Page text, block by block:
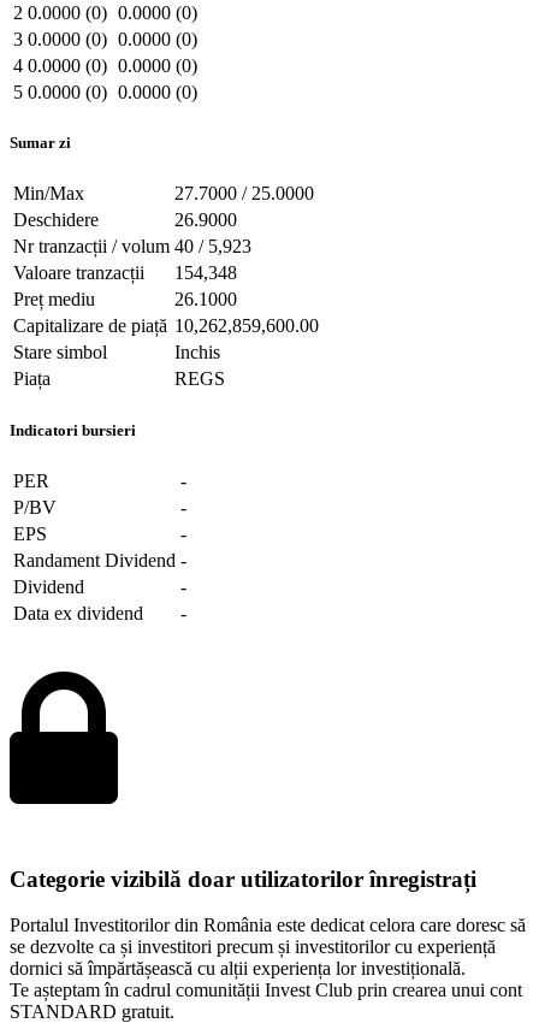
2 0.0000 (0) 0.0000 (0)
3 0.0000 (0) 0.0000 (0)
4 0.0000 (0) 0.0000 (0)
5 0.0000 (0) 0.0000 (0)
Sumar zi
Min/Max
27.7000 / 25.0000
Deschidere
26.9000
Nr tranzacții / volum 40 / 5,923
Valoare tranzacții
154,348
Preț mediu
26.1000
Capitalizare de piață 10,262,859,600.00
Stare simbol
Inchis
Piața
REGS
Indicatori bursieri
PER
-
P/BV
-
EPS
-
Randament Dividend -
Dividend
-
Data ex dividend
-
Categorie vizibilă doar utilizatorilor înregistrați
Portalul Investitorilor din România este dedicat celora care doresc să
se dezvolte ca și investitori precum și investitorilor cu experiență
dornici să împărtășească cu alții experiența lor investițională.
Te așteptam în cadrul comunității Invest Club prin crearea unui cont
STANDARD gratuit.